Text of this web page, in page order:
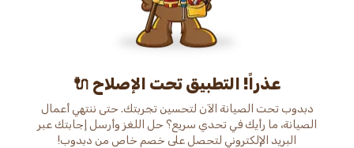
عذراً! التطبيق تحت الإصلاح 🔌
دبدوب تحت الصيانة الآن لتحسين تجربتك. حتى ننتهي أعمال
الصيانة، ما رأيك في تحدي سريع؟ حل اللغز وأرسل إجابتك عبر
البريد الإلكتروني لتحصل على خصم خاص من دبدوب!